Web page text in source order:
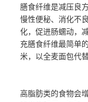
膳食纤维是减压良
慢性便秘、消化不
化，促进肠蠕动，
充膳食纤维最简单
米，以全麦面包代
高脂肪类的食物会